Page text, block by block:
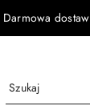
Darmowa